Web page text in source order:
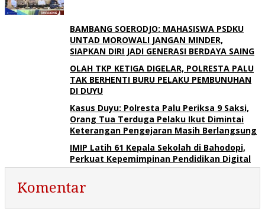
BAMBANG SOERODJO: MAHASISWA PSDKU
UNTAD MOROWALI JANGAN MINDER,
SIAPKAN DIRI JADI GENERASI BERDAYA SAING
OLAH TKP KETIGA DIGELAR, POLRESTA PALU
TAK BERHENTI BURU PELAKU PEMBUNUHAN
DI DUYU
Kasus Duyu: Polresta Palu Periksa 9 Saksi,
Orang Tua Terduga Pelaku Ikut Dimintai
Keterangan Pengejaran Masih Berlangsung
IMIP Latih 61 Kepala Sekolah di Bahodopi,
Perkuat Kepemimpinan Pendidikan Digital
Komentar